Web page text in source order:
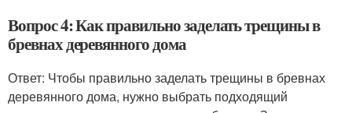
Вопрос 4: Как правильно заделать трещины в
бревнах деревянного дома
Ответ: Чтобы правильно заделать трещины в бревнах
деревянного дома, нужно выбрать подходящий